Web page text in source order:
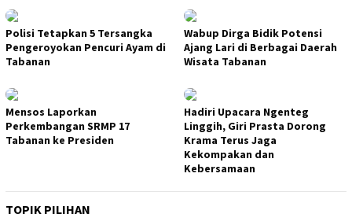
Polisi Tetapkan 5 Tersangka
Pengeroyokan Pencuri Ayam di
Tabanan
Wabup Dirga Bidik Potensi
Ajang Lari di Berbagai Daerah
Wisata Tabanan
Mensos Laporkan
Perkembangan SRMP 17
Tabanan ke Presiden
Hadiri Upacara Ngenteg
Linggih, Giri Prasta Dorong
Krama Terus Jaga
Kekompakan dan
Kebersamaan
TOPIK PILIHAN